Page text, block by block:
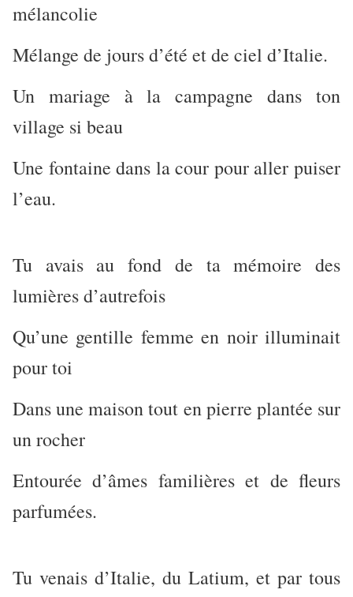
mélancolie
Mélange de jours d’été et de ciel d’Italie.
Un mariage à la campagne dans ton
village si beau
Une fontaine dans la cour pour aller puiser
l’eau.
Tu avais au fond de ta mémoire des
lumières d’autrefois
Qu’une gentille femme en noir illuminait
pour toi
Dans une maison tout en pierre plantée sur
un rocher
Entourée d’âmes familières et de fleurs
parfumées.
Tu venais d’Italie, du Latium, et par tous